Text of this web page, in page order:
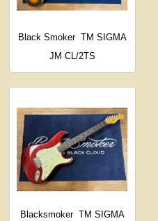
Black Smoker TM SIGMA
JM CL/2TS
Blacksmoker TM SIGMA